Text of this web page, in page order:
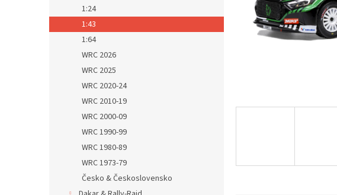
1:24
1:43
1:64
WRC 2026
WRC 2025
WRC 2020-24
WRC 2010-19
WRC 2000-09
WRC 1990-99
WRC 1980-89
WRC 1973-79
Česko & Československo